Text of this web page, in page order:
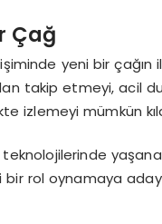
Çağ
yeni bir çağın
takip etmeyi, acil
izlemeyi mümkün
bir rol oynamaya